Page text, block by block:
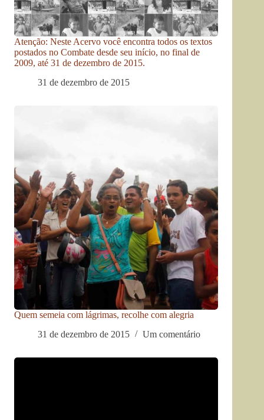
Atenção: Neste Acervo você encontra todos os textos
postados no Combate desde seu início, no final de
2009, até 31 de dezembro de 2015.
31 de dezembro de 2015
Quem semeia com lágrimas, recolhe com alegria
31 de dezembro de 2015
Um comentário